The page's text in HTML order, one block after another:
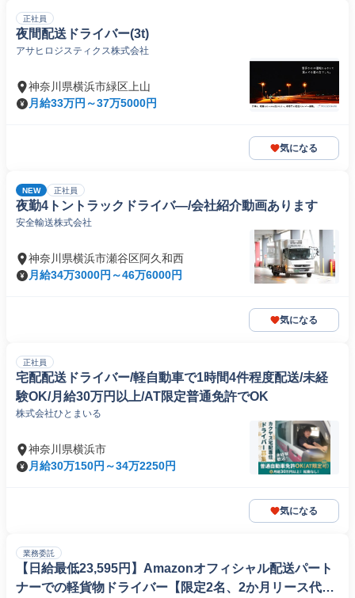
正社員
夜間配送ドライバー(3t)
アサヒロジスティクス株式会社
神奈川県横浜市緑区上山
月給33万円～37万5000円
気になる
NEW 正社員
夜勤4トントラックドライバ―/会社紹介動画あります
安全輸送株式会社
神奈川県横浜市瀬谷区阿久和西
月給34万3000円～46万6000円
気になる
正社員
宅配配送ドライバー/軽自動車で1時間4件程度配送/未経
験OK/月給30万円以上/AT限定普通免許でOK
株式会社ひとまいる
神奈川県横浜市
月給30万150円～34万2250円
気になる
業務委託
【日給最低23,595円】Amazonオフィシャル配送パート
ナーでの軽貨物ドライバー【限定2名、2か月リース代無